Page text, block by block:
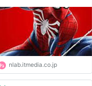
要請。
」は、海面下より
ン）を開始し
リッド2」の物語的共通点
とは (1/4) - ねとらぼ
nlab.itmedia.co.jp